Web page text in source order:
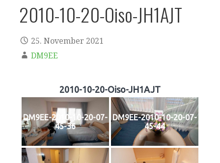
2010-10-20-Oiso-JH1AJT
25. November 2021
DM9EE
2010-10-20-Oiso-JH1AJT
DM9EE-2010-10-20-07-
45-36
DM9EE-2010-10-20-07-
45-44